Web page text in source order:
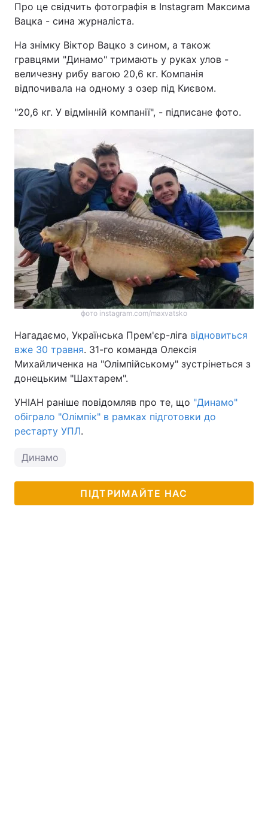
Про це свідчить фотографія в Instagram Максима
Вацка - сина журналіста.
На знімку Віктор Вацко з сином, а також
гравцями "Динамо" тримають у руках улов -
величезну рибу вагою 20,6 кг. Компанія
відпочивала на одному з озер під Києвом.
"20,6 кг. У відмінній компанії", - підписане фото.
фото instagram.com/maxvatsko
Нагадаємо, Українська Прем'єр-ліга відновиться
вже 30 травня. 31-го команда Олексія
Михайличенка на "Олімпійському" зустрінеться з
донецьким "Шахтарем".
УНІАН раніше повідомляв про те, що "Динамо"
обіграло "Олімпік" в рамках підготовки до
рестарту УПЛ.
Динамо
ПІДТРИМАЙТЕ НАС